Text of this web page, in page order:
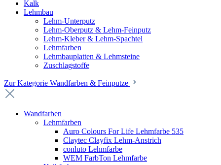
Kalk
Lehmbau
Lehm-Unterputz
Lehm-Oberputz & Lehm-Feinputz
Lehm-Kleber & Lehm-Spachtel
Lehmfarben
Lehmbauplatten & Lehmsteine
Zuschlagstoffe
Zur Kategorie Wandfarben & Feinputze
Wandfarben
Lehmfarben
Auro Colours For Life Lehmfarbe 535
Claytec Clayfix Lehm-Anstrich
conluto Lehmfarbe
WEM FarbTon Lehmfarbe